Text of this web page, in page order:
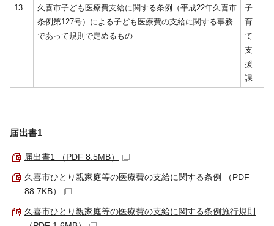
13
久喜市子ども医療費支給に関する条例（平成22年久喜市
条例第127号）による子ども医療費の支給に関する事務
であって規則で定めるもの
子
育
て
支
援
課
届出書1
届出書1 （PDF 8.5MB）
久喜市ひとり親家庭等の医療費の支給に関する条例 （PDF
88.7KB）
久喜市ひとり親家庭等の医療費の支給に関する条例施行規則